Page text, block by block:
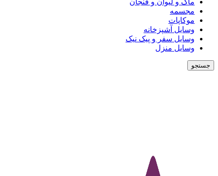
مجسمه
موکاپات
وسایل آشپزخانه
وسایل سفر و پیک نیک
وسایل منزل
جستجو